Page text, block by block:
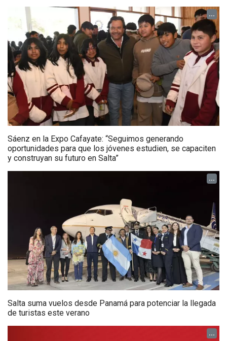
...
Sáenz en la Expo Cafayate: “Seguimos generando
oportunidades para que los jóvenes estudien, se capaciten
y construyan su futuro en Salta”
...
Salta suma vuelos desde Panamá para potenciar la llegada
de turistas este verano
...